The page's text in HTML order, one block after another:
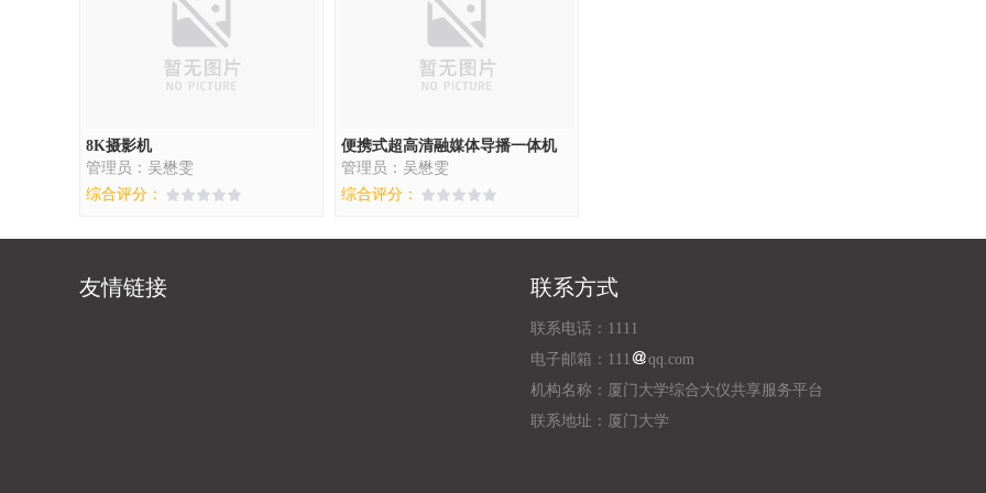
8K摄影机
管理员：吴懋雯
综合评分：
便携式超高清融媒体导播一体机
管理员：吴懋雯
综合评分：
友情链接 联系方式
联系电话：1111
电子邮箱：111
qq.com
机构名称：厦门大学综合大仪共享服务平台
联系地址：厦门大学